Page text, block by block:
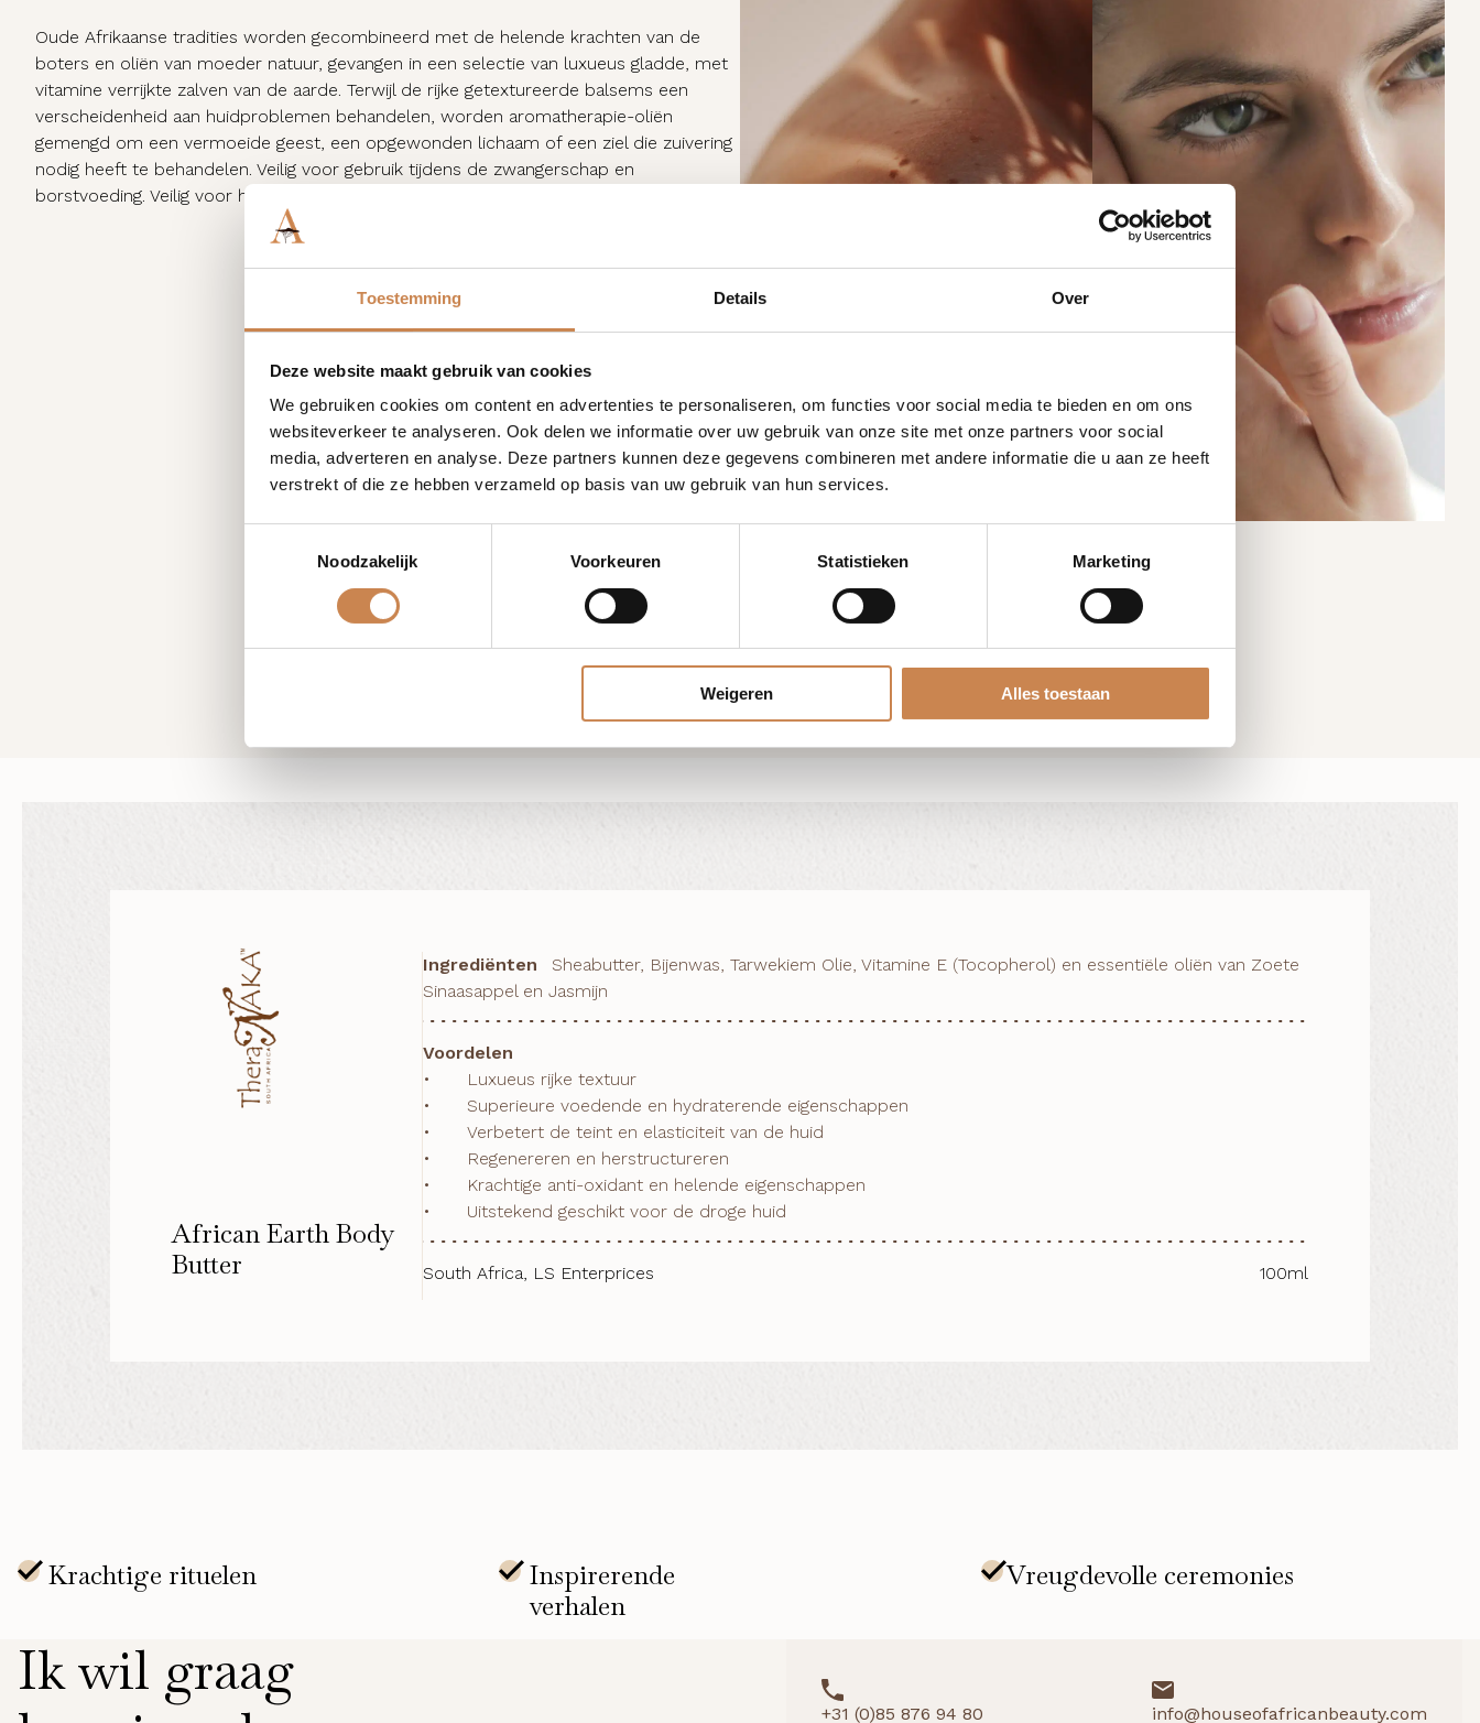
Toestemming Details Over
Deze website maakt gebruik van cookies
We gebruiken cookies om content en advertenties te personaliseren, om functies voor social media te bieden en om ons
websiteverkeer te analyseren. Ook delen we informatie over uw gebruik van onze site met onze partners voor social
media, adverteren en analyse. Deze partners kunnen deze gegevens combineren met andere informatie die u aan ze heeft
verstrekt of die ze hebben verzameld op basis van uw gebruik van hun services.
Noodzakelijk
Voorkeuren Statistieken Marketing
Weigeren Alles toestaan
Oude Afrikaanse tradities worden gecombineerd met de helende krachten van de
boters en oliën van moeder natuur, gevangen in een selectie van luxueus gladde, met
vitamine verrijkte zalven van de aarde. Terwijl de rijke getextureerde balsems een
verscheidenheid aan huidproblemen behandelen, worden aromatherapie-oliën
gemengd om een vermoeide geest, een opgewonden lichaam of een ziel die zuivering
nodig heeft te behandelen. Veilig voor gebruik tijdens de zwangerschap en
borstvoeding. Veilig voor hoge bloeddruk
African Earth Body
Butter
Ingrediënten
Sheabutter, Bijenwas, Tarwekiem Olie, Vitamine E (Tocopherol) en essentiële oliën van Zoete
Sinaasappel en Jasmijn
Voordelen
•	Luxueus rijke textuur
•	Superieure voedende en hydraterende eigenschappen
•	Verbetert de teint en elasticiteit van de huid
•	Regenereren en herstructureren
•	Krachtige anti-oxidant en helende eigenschappen
•	Uitstekend geschikt voor de droge huid
South Africa, LS Enterprices 100ml
Ik wil graag
+31 (0)85 876 94 80 info@houseofafricanbeauty.com